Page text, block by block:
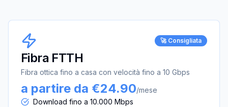
🚀 Consigliata
Fibra FTTH
Fibra ottica fino a casa con velocità fino a 10 Gbps
a partire da €24.90/mese
Download fino a 10.000 Mbps